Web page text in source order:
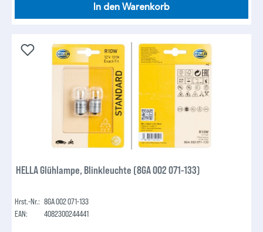
In den Warenkorb
HELLA Glühlampe, Blinkleuchte (8GA 002 071-133)
Hrst.-Nr.: 8GA 002 071-133
EAN:
4082300244441